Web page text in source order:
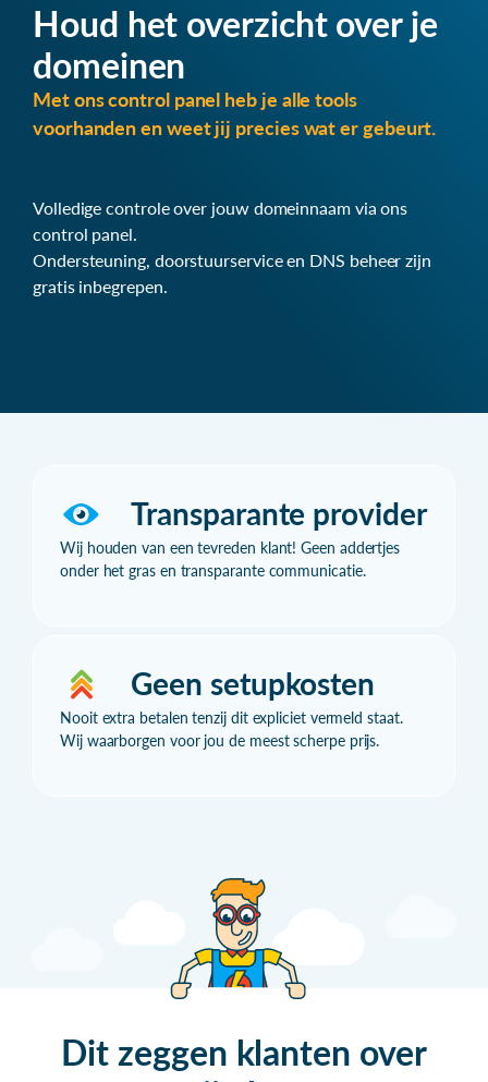
Houd het overzicht over je
domeinen
Met ons control panel heb je alle tools
voorhanden en weet jij precies wat er gebeurt.
Volledige controle over jouw domeinnaam via ons
control panel.
Ondersteuning, doorstuurservice en DNS beheer zijn
gratis inbegrepen.
Transparante provider
Wij houden van een tevreden klant! Geen addertjes
onder het gras en transparante communicatie.
Geen setupkosten
Nooit extra betalen tenzij dit expliciet vermeld staat.
Wij waarborgen voor jou de meest scherpe prijs.
Dit zeggen klanten over